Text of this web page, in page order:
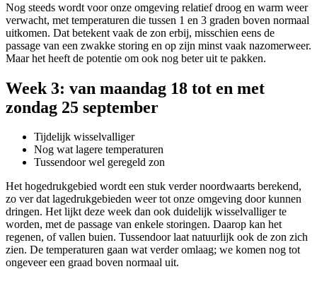
Nog steeds wordt voor onze omgeving relatief droog en warm weer
verwacht, met temperaturen die tussen 1 en 3 graden boven normaal
uitkomen. Dat betekent vaak de zon erbij, misschien eens de
passage van een zwakke storing en op zijn minst vaak nazomerweer.
Maar het heeft de potentie om ook nog beter uit te pakken.
Week 3: van maandag 18 tot en met
zondag 25 september
Tijdelijk wisselvalliger
Nog wat lagere temperaturen
Tussendoor wel geregeld zon
Het hogedrukgebied wordt een stuk verder noordwaarts berekend,
zo ver dat lagedrukgebieden weer tot onze omgeving door kunnen
dringen. Het lijkt deze week dan ook duidelijk wisselvalliger te
worden, met de passage van enkele storingen. Daarop kan het
regenen, of vallen buien. Tussendoor laat natuurlijk ook de zon zich
zien. De temperaturen gaan wat verder omlaag; we komen nog tot
ongeveer een graad boven normaal uit.